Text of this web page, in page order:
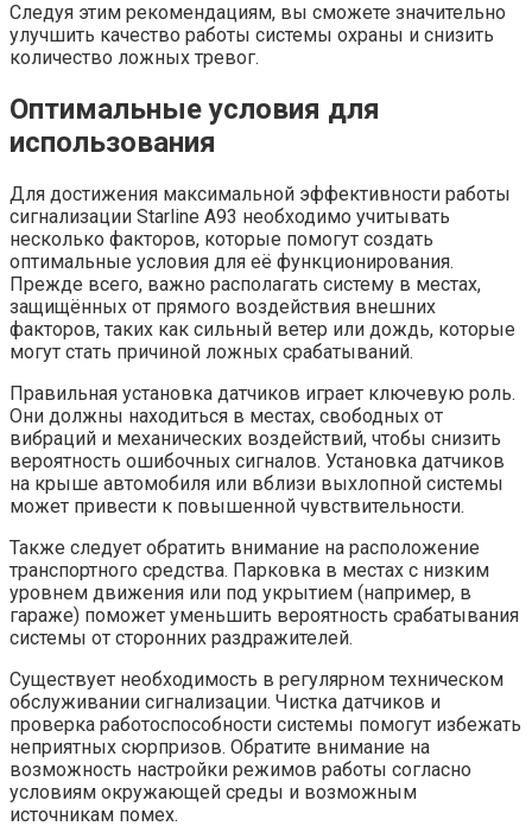
Следуя этим рекомендациям, вы сможете значительно
улучшить качество работы системы охраны и снизить
количество ложных тревог.
Оптимальные условия для
использования
Для достижения максимальной эффективности работы
сигнализации Starline A93 необходимо учитывать
несколько факторов, которые помогут создать
оптимальные условия для её функционирования.
Прежде всего, важно располагать систему в местах,
защищённых от прямого воздействия внешних
факторов, таких как сильный ветер или дождь, которые
могут стать причиной ложных срабатываний.
Правильная установка датчиков играет ключевую роль.
Они должны находиться в местах, свободных от
вибраций и механических воздействий, чтобы снизить
вероятность ошибочных сигналов. Установка датчиков
на крыше автомобиля или вблизи выхлопной системы
может привести к повышенной чувствительности.
Также следует обратить внимание на расположение
транспортного средства. Парковка в местах с низким
уровнем движения или под укрытием (например, в
гараже) поможет уменьшить вероятность срабатывания
системы от сторонних раздражителей.
Существует необходимость в регулярном техническом
обслуживании сигнализации. Чистка датчиков и
проверка работоспособности системы помогут избежать
неприятных сюрпризов. Обратите внимание на
возможность настройки режимов работы согласно
условиям окружающей среды и возможным
источникам помех.